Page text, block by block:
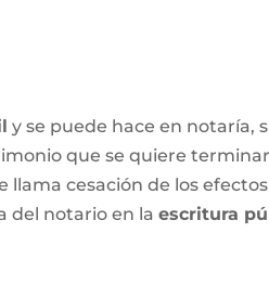
y se puede hace en notaría,
que se quiere
llama cesación de los
del notario en laescritura